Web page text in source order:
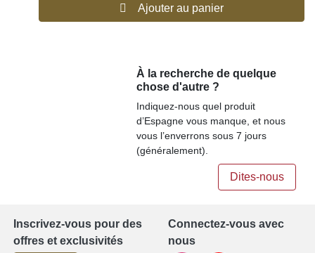
Ajouter au panier
À la recherche de quelque
chose d'autre ?
Indiquez-nous quel produit
d’Espagne vous manque, et nous
vous l’enverrons sous 7 jours
(généralement).
Dites-nous
Inscrivez-vous pour des
offres et exclusivités
Connectez-vous avec
nous